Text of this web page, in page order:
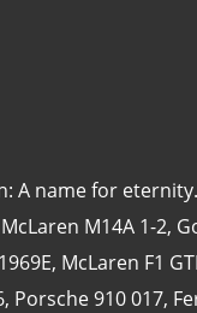
A name for eternity.
McLaren M14A 1-2,
, McLaren F1
, Porsche 910 017,